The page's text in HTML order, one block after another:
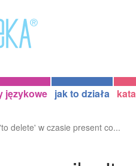
językowe jak to działa
delete' w czasie present co...